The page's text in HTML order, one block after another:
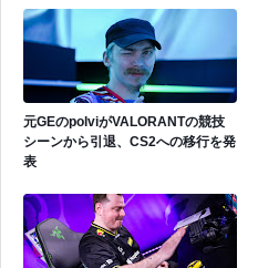
元GEのpolviがVALORANTの競技
シーンから引退、CS2への移行を発
表